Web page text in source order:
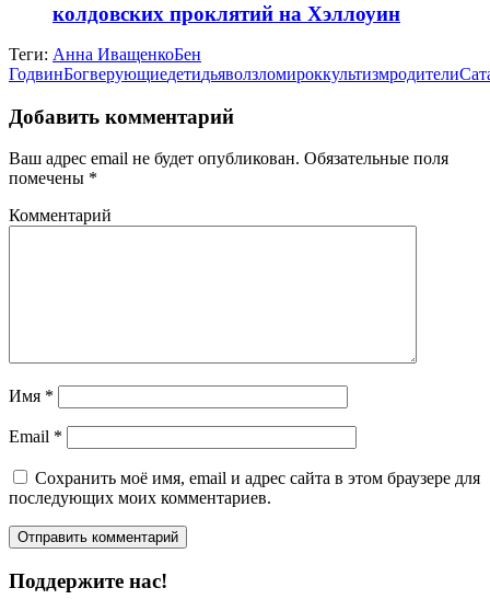
колдовских проклятий на Хэллоуин
Теги: Анна ИващенкоБен
ГодвинБогверующиедетидьяволзломироккультизмродители
Добавить комментарий
Ваш адрес email не будет опубликован. Обязательные поля
помечены *
Комментарий
Имя *
Email *
Сохранить моё имя, email и адрес сайта в этом браузере для
последующих моих комментариев.
Поддержите нас!